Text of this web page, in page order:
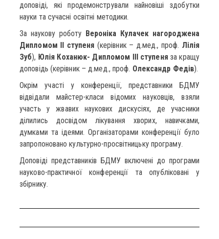
доповіді, які продемонстрували найновіші здобутки
науки та сучасні освітні методики.
За наукову роботу Вероніка Кулачек нагороджена
Дипломом II ступеня (керівник – д.мед., проф. Лілія
Зуб), Юлія Коханюк- Дипломом IIІ ступеняза кращу
доповідь (керівник – д.мед., проф. Олександр Федів).
Окрім участі у конференції, представники БДМУ
відвідали майстер-класи відомих науковців, взяли
участь у жвавих наукових дискусіях, де учасники
ділились досвідом лікування хворих, навичками,
думками та ідеями. Організаторами конференції було
запропоновано культурно-просвітницьку програму.
Доповіді представників БДМУ включені до програми
науково-практичної конференції та опубліковані у
збірнику.